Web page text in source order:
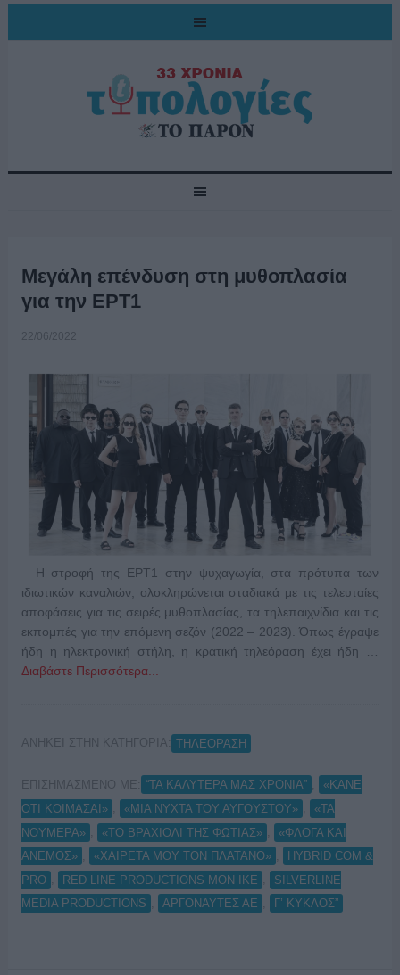
Μεγάλη επένδυση στη μυθοπλασία
για την ΕΡΤ1
22/06/2022
Η στροφή της ΕΡΤ1 στην ψυχαγωγία, στα πρότυπα των
ιδιωτικών καναλιών, ολοκληρώνεται σταδιακά με τις τελευταίες
αποφάσεις για τις σειρές μυθοπλασίας, τα τηλεπαιχνίδια και τις
εκπομπές για την επόμενη σεζόν (2022 – 2023). Όπως έγραψε
ήδη η ηλεκτρονική στήλη, η κρατική τηλεόραση έχει ήδη …
Διαβάστε Περισσότερα...
ΑΝΗΚΕΙ ΣΤΗΝ ΚΑΤΗΓΟΡΙΑ: ΤΗΛΕΟΡΑΣΗ
ΕΠΙΣΗΜΑΣΜΕΝΟ ΜΕ: “ΤΑ ΚΑΛΥΤΕΡΑ ΜΑΣ ΧΡΟΝΙΑ”
«ΚΑΝΕ
ΟΤΙ ΚΟΙΜΑΣΑΙ»
«ΜΙΑ ΝΥΧΤΑ ΤΟΥ ΑΥΓΟΥΣΤΟΥ»
«ΤΑ
ΝΟΥΜΕΡΑ»
«ΤΟ ΒΡΑΧΙΟΛΙ ΤΗΣ ΦΩΤΙΑΣ»
«ΦΛΟΓΑ ΚΑΙ
ΑΝΕΜΟΣ»
«ΧΑΙΡΕΤΑ ΜΟΥ ΤΟΝ ΠΛΑΤΑΝΟ»
HYBRID COM &
PRO
RED LINE PRODUCTIONS ΜΟΝ ΙΚΕ
SILVERLINE
MEDIA PRODUCTIONS
ΑΡΓΟΝΑΥΤΕΣ ΑΕ Γ’ ΚΥΚΛΟΣ”